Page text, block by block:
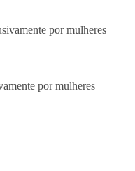
por mulheres